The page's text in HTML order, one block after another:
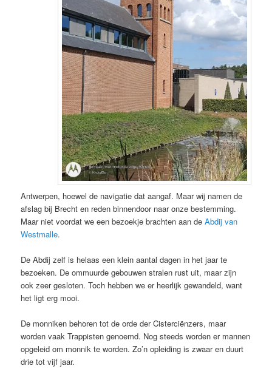
Antwerpen, hoewel de navigatie dat aangaf. Maar wij namen de
afslag bij Brecht en reden binnendoor naar onze bestemming.
Maar niet voordat we een bezoekje brachten aan deAbdij van
Westmalle.
De Abdij zelf is helaas een klein aantal dagen in het jaar te
bezoeken. De ommuurde gebouwen stralen rust uit, maar zijn
ook zeer gesloten. Toch hebben we er heerlijk gewandeld, want
het ligt erg mooi.
De monniken behoren tot de orde der Cisterciënzers, maar
worden vaak Trappisten genoemd. Nog steeds worden er mannen
opgeleid om monnik te worden. Zo’n opleiding is zwaar en duurt
drie tot vijf jaar.